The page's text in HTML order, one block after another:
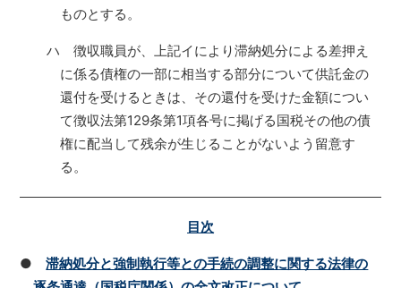
ものとする。
ハ 徴収職員が、上記イにより滞納処分による差押え
に係る債権の一部に相当する部分について供託金の
還付を受けるときは、その還付を受けた金額につい
て徴収法第129条第1項各号に掲げる国税その他の債
権に配当して残余が生じることがないよう留意す
る。
目次
●滞納処分と強制執行等との手続の調整に関する法律の